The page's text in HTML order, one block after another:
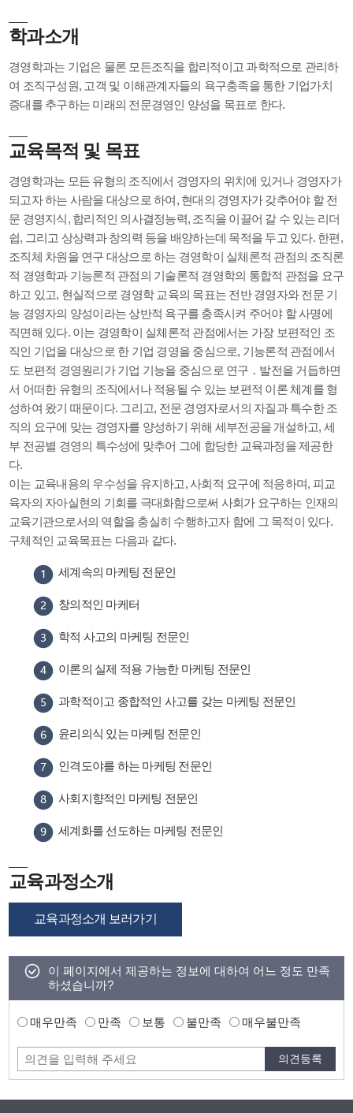
학과소개
경영학과는 기업은 물론 모든조직을 합리적이고 과학적으로 관리하
여 조직구성원, 고객 및 이해관계자들의 욕구충족을 통한 기업가치
증대를 추구하는 미래의 전문경영인 양성을 목표로 한다.
교육목적 및 목표
경영학과는 모든 유형의 조직에서 경영자의 위치에 있거나 경영자가
되고자 하는 사람을 대상으로 하여, 현대의 경영자가 갖추어야 할 전
문 경영지식, 합리적인 의사결정능력, 조직을 이끌어 갈 수 있는 리더
쉽, 그리고 상상력과 창의력 등을 배양하는데 목적을 두고 있다. 한편,
조직체 차원을 연구 대상으로 하는 경영학이 실체론적 관점의 조직론
적 경영학과 기능론적 관점의 기술론적 경영학의 통합적 관점을 요구
하고 있고, 현실적으로 경영학 교육의 목표는 전반 경영자와 전문 기
능 경영자의 양성이라는 상반적 욕구를 충족시켜 주어야 할 사명에
직면해 있다. 이는 경영학이 실체론적 관점에서는 가장 보편적인 조
직인 기업을 대상으로 한 기업 경영을 중심으로, 기능론적 관점에서
도 보편적 경영원리가 기업 기능을 중심으로 연구 ․ 발전을 거듭하면
서 어떠한 유형의 조직에서나 적용될 수 있는 보편적 이론 체계를 형
성하여 왔기 때문이다. 그리고, 전문 경영자로서의 자질과 특수한 조
직의 요구에 맞는 경영자를 양성하기 위해 세부전공을 개설하고, 세
부 전공별 경영의 특수성에 맞추어 그에 합당한 교육과정을 제공한
다.
이는 교육내용의 우수성을 유지하고, 사회적 요구에 적응하며, 피교
육자의 자아실현의 기회를 극대화함으로써 사회가 요구하는 인재의
교육기관으로서의 역할을 충실히 수행하고자 함에 그 목적이 있다.
구체적인 교육목표는 다음과 같다.
세계속의 마케팅 전문인
창의적인 마케터
학적 사고의 마케팅 전문인
이론의 실제 적용 가능한 마케팅 전문인
과학적이고 종합적인 사고를 갖는 마케팅 전문인
윤리의식 있는 마케팅 전문인
인격도야를 하는 마케팅 전문인
사회지향적인 마케팅 전문인
세계화를 선도하는 마케팅 전문인
교육과정소개
교육과정소개 보러가기
이 페이지에서 제공하는 정보에 대하여 어느 정도 만족
하셨습니까?
매우만족 만족 보통 불만족 매우불만족